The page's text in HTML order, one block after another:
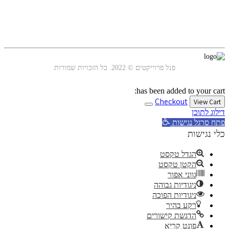
פנל פרוייקטים © 2022. כל הזכויות שמורות
has been added to your cart:
View Cart
Checkout
דילוג לתוכן
פתח סרגל נגישות
כלי נגישות
הגדל טקסט
הקטן טקסט
גווני אפור
ניגודיות גבוהה
ניגודיות הפוכה
רקע בהיר
הדגשת קישורים
פונט קריא